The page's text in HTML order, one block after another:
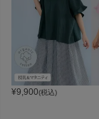
¥9,900(税込)